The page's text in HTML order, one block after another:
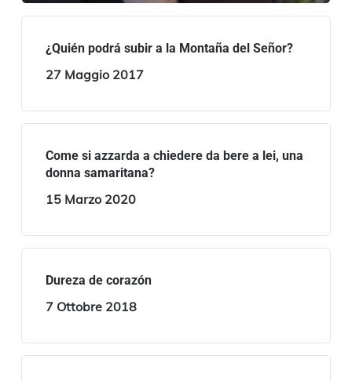
¿Quién podrá subir a la Montaña del Señor?
27 Maggio 2017
Come si azzarda a chiedere da bere a lei, una
donna samaritana?
15 Marzo 2020
Dureza de corazón
7 Ottobre 2018